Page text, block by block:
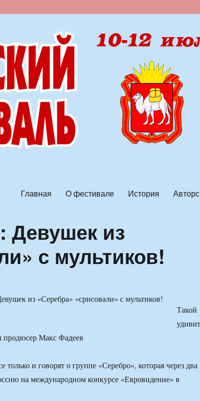
Главная О фестивале История
Девушек из
с мультиков!
Такой
продюсер Макс Фадеев
только и говорят о группе «Серебро», которая через два
на международном конкурсе «Евровидение» в